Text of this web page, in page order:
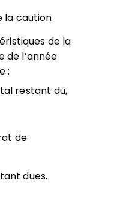
la caution
de la
de l’année
:
restant dû,
de
dues.